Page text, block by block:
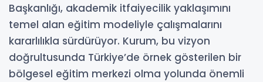
Başkanlığı, akademik itfaiyecilik yaklaşımını
temel alan eğitim modeliyle çalışmalarını
kararlılıkla sürdürüyor. Kurum, bu vizyon
doğrultusunda Türkiye’de örnek gösterilen bir
bölgesel eğitim merkezi olma yolunda önemli